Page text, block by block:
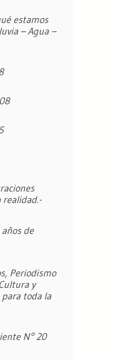
estamos
– Agua –
realidad.-
años de
Periodismo
y
toda la
N° 20